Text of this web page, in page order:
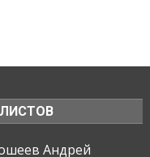
Андрей